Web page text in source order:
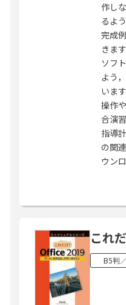
作し
るよ
完成
きます
ソフ
よう
います
操作
合演
指導
の関
ウン
これ
B5判